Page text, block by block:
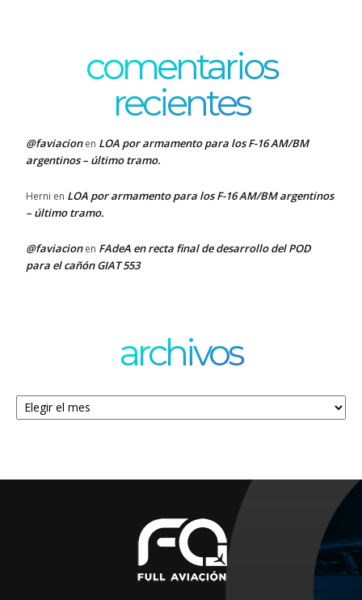
comentarios
recientes
@faviacionen LOA por armamento para los F-16 AM/BM
argentinos – último tramo.
Herni en LOA por armamento para los F-16 AM/BM argentinos
– último tramo.
@faviacionen FAdeA en recta final de desarrollo del POD
para el cañón GIAT 553
archivos
Archivos